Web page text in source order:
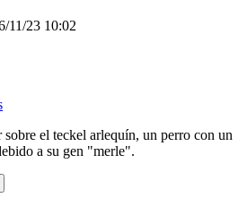
11/23 10:02
el teckel arlequín, un perro con un
a su gen "merle".